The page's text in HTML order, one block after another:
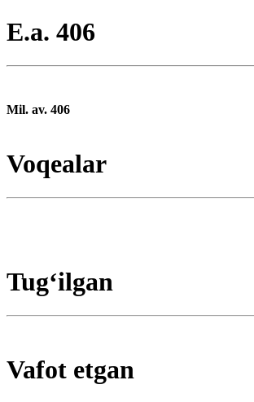
E.a. 406
Mil. av. 406
Voqealar
Tugʻilgan
Vafot etgan